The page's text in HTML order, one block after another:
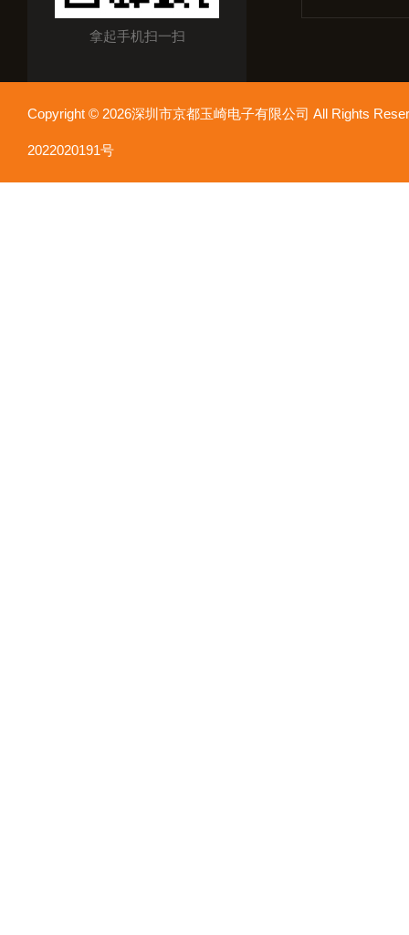
拿起手机扫一扫
Copyright © 2026深圳市京都玉崎电子有限公司 All Rights
2022020191号